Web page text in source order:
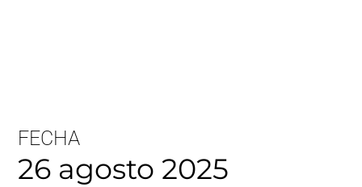
FECHA
26 agosto 2025